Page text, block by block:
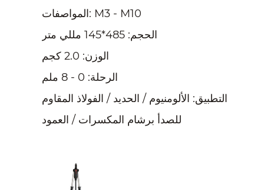
المواصفات: M3 - M10
الحجم: 485*145 مللي متر
الوزن: 2.0 كجم
الرحلة: 0 - 8 ملم
التطبيق: الألومنيوم / الحديد / الفولاذ المقاوم
للصدأ برشام المكسرات / العمود